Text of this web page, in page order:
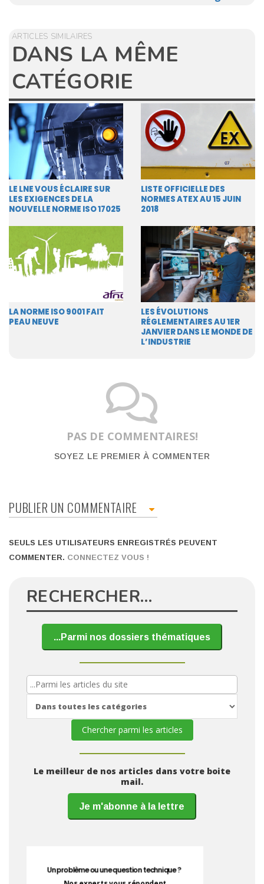
ARTICLES SIMILAIRES
DANS LA MÊME
CATÉGORIE
LE LNE VOUS ÉCLAIRE SUR
LES EXIGENCES DE LA
NOUVELLE NORME ISO 17025
LISTE OFFICIELLE DES
NORMES ATEX AU 15 JUIN
2018
LA NORME ISO 9001 FAIT
PEAU NEUVE
LES ÉVOLUTIONS
RÉGLEMENTAIRES AU 1ER
JANVIER DANS LE MONDE DE
L’INDUSTRIE
PAS DE COMMENTAIRES!
SOYEZ LE PREMIER À COMMENTER
PUBLIER UN COMMENTAIRE
SEULS LES UTILISATEURS ENREGISTRÉS PEUVENT
COMMENTER. CONNECTEZ VOUS !
RECHERCHER…
...Parmi nos dossiers thématiques
Le meilleur de nos articles dans votre boite
mail.
Je m'abonne à la lettre